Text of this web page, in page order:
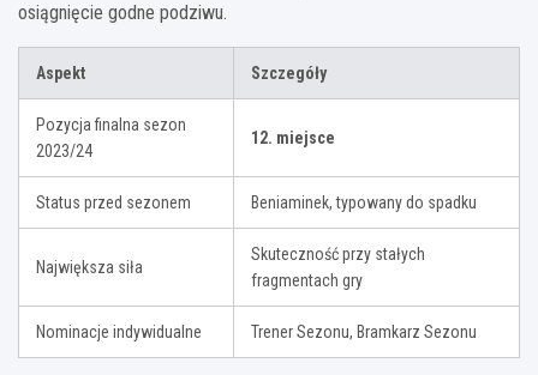
osiągnięcie godne podziwu.
Aspekt Szczegóły
Pozycja finalna sezon
2023/24
12. miejsce
Status przed sezonem Beniaminek, typowany do spadku
Największa siła
Skuteczność przy stałych
fragmentach gry
Nominacje indywidualne Trener Sezonu, Bramkarz Sezonu